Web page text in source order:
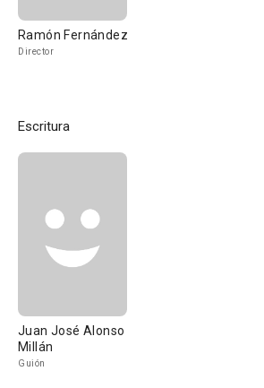
Ramón Fernández
Director
Escritura
Juan José Alonso
Millán
Guión